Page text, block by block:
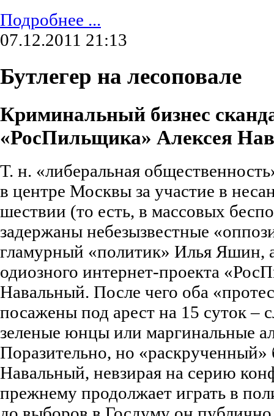
Подробнее ...
07.12.2011 21:13
Бутлегер на лесоповале
Криминальный бизнес
«РосПильщика» Алексея
Т. н. «либеральная
в центре Москвы за участие в
шествии (то есть, в массовых
задержаны небезызвестные
гламурный «политик» Илья Яшин,
одиозного интернет-проекта
Навальный. После чего оба
посажены под арест на 15 суток –
зеленые юнцы или маргинальные
Поразительно, но «раскрученный»
Навальный, невзирая на серию
прежнему продолжает играть в